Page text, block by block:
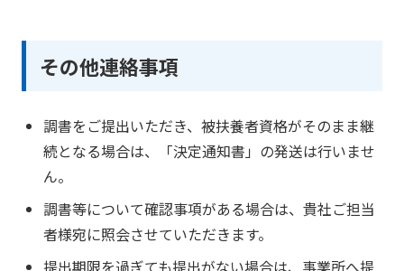
その他連絡事項
調書をご提出いただき、被扶養者資格がそのまま継
続となる場合は、「決定通知書」の発送は行いませ
ん。
調書等について確認事項がある場合は、貴社ご担当
者様宛に照会させていただきます。